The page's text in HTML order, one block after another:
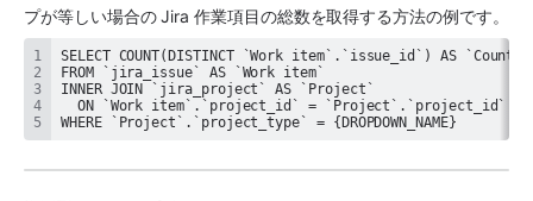
プが等しい場合の Jira 作業項目の総数を取得する方法の例です。
WHERE `Project`.`project_type` = {DROPDOWN_NAME}